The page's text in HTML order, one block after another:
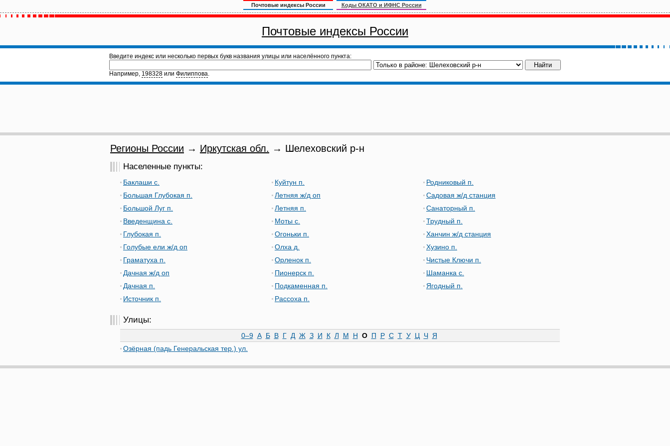
Почтовые индексы России Коды ОКАТО и ИФНС России
Почтовые индексы России
Введите индекс или несколько первых букв названия улицы или населённого пункта:
Например, 198328 или Филиппова.
Регионы России → Иркутская обл. → Шелеховский р-н
Населенные пункты:
Баклаши с.
Большая Глубокая п.
Большой Луг п.
Введенщина с.
Глубокая п.
Голубые ели ж/д оп
Граматуха п.
Дачная ж/д оп
Дачная п.
Источник п.
Куйтун п.
Летняя ж/д оп
Летняя п.
Моты с.
Огоньки п.
Олха д.
Орленок п.
Пионерск п.
Подкаменная п.
Рассоха п.
Родниковый п.
Садовая ж/д станция
Санаторный п.
Трудный п.
Ханчин ж/д станция
Хузино п.
Чистые Ключи п.
Шаманка с.
Ягодный п.
Улицы:
0–9 А Б В Г Д Ж З И К Л М Н О П Р С Т У Ц Ч Я
Озёрная (падь Генеральская тер.) ул.